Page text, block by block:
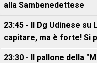
alla Sambenedettese
23:45 - Il Dg Udinese
capitare, ma è forte! Si
23:30 - Il pallone della